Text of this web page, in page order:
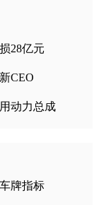
28亿元
CEO
动力总成
牌指标